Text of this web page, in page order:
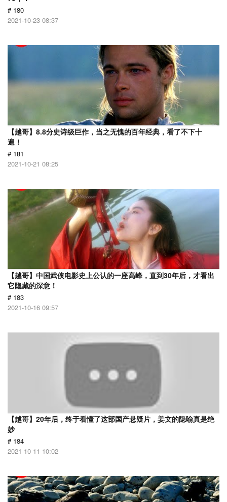
# 180
2021-10-23 08:37
【越哥】8.8分史诗级巨作，当之无愧的百年经典，看了不下十
遍！
# 181
2021-10-21 08:25
【越哥】中国武侠电影史上公认的一座高峰，直到30年后，才看出
它隐藏的深意！
# 183
2021-10-16 09:57
【越哥】20年后，终于看懂了这部国产悬疑片，姜文的隐喻真是绝
妙
# 184
2021-10-11 10:02